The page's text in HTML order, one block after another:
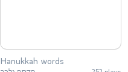
Hanukkah words